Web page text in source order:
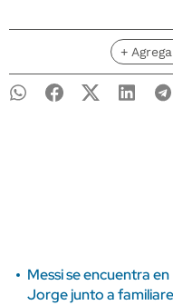
+
Messi se encuentra
Jorge junto a